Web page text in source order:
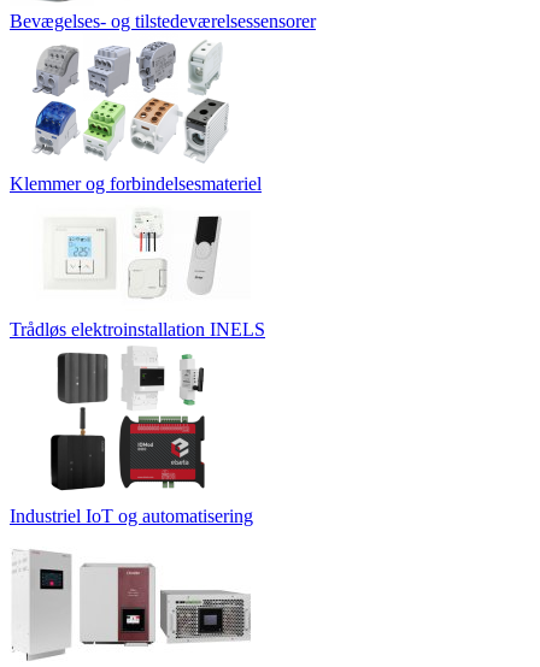
Bevægelses- og tilstedeværelsessensorer
Klemmer og forbindelsesmateriel
Trådløs elektroinstallation INELS
Industriel IoT og automatisering